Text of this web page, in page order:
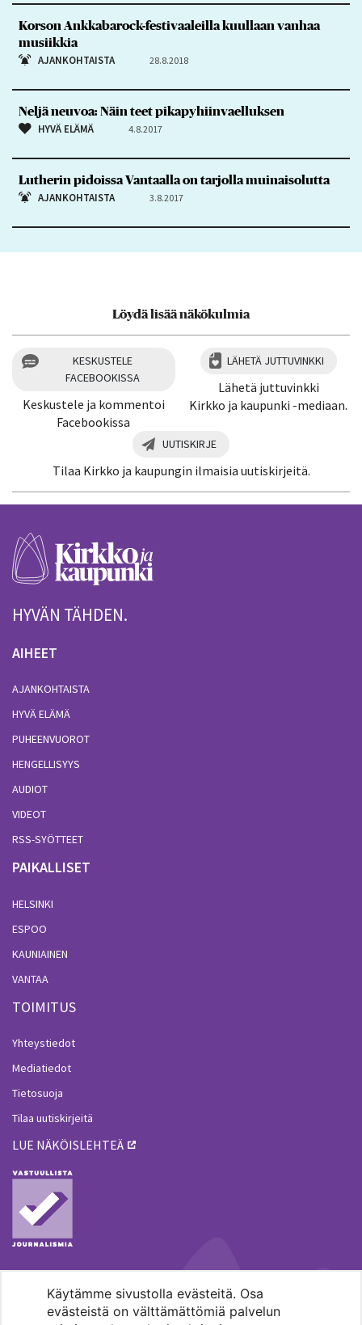
Käytämme sivustolla evästeitä. Osa
evästeistä on välttämättömiä palvelun
Korson Ankkabarock-festivaaleilla kuullaan vanhaa
musiikkia
AJANKOHTAISTA 28.8.2018
Neljä neuvoa: Näin teet pikapyhiinvaelluksen
HYVÄ ELÄMÄ 4.8.2017
Lutherin pidoissa Vantaalla on tarjolla muinaisolutta
AJANKOHTAISTA 3.8.2017
Löydä lisää näkökulmia
KESKUSTELE
FACEBOOKISSA
Keskustele ja kommentoi
Facebookissa
LÄHETÄ JUTTUVINKKI
Lähetä juttuvinkki
Kirkko ja kaupunki -mediaan.
UUTISKIRJE
Tilaa Kirkko ja kaupungin ilmaisia uutiskirjeitä.
HYVÄN TÄHDEN.
AIHEET
AJANKOHTAISTA
HYVÄ ELÄMÄ
PUHEENVUOROT
HENGELLISYYS
AUDIOT
VIDEOT
RSS-SYÖTTEET
PAIKALLISET
HELSINKI
ESPOO
KAUNIAINEN
VANTAA
TOIMITUS
Yhteystiedot
Mediatiedot
Tietosuoja
Tilaa uutiskirjeitä
LUE NÄKÖISLEHTEÄ
MENOHAKU